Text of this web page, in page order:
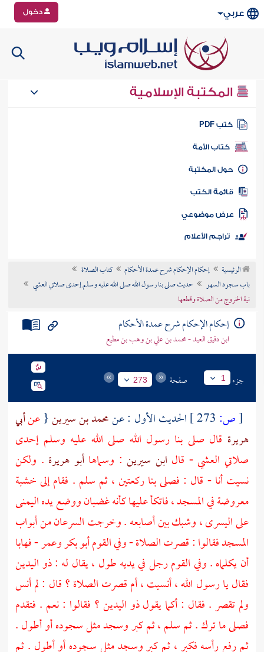
عربي دخول
المكتبة الإسلامية
كتب PDF
كتاب الأمة
المكتبة
الكتب
موضوعي
تراجم الأعلام
الرئيسية إحكام الإحكام شرح عمدة الأحكام
كتاب الصلاة
باب سجود السهو
حديث صلى بنا رسول الله صلى الله عليه وسلم إحدى صلاتي العشي
نية الخروج من الصلاة وقطعها
إحكام الإحكام شرح عمدة الأحكام
ابن دقيق العيد - محمد بن علي بن وهب بن مطيع
جزء 1 صفحة 273
[ص: الحديث الأول : عنمحمد بن سيرين{عنأبي
هريرة قال صلى بنا رسول الله صلى الله عليه وسلم إحدى
صلاتي العشي - قال ابن سيرين : وسماهاأبو هريرة . ولكن
نسيت أنا - قال : فصلى بنا ركعتين ، ثم سلم . فقام إلى خشبة
معروضة في المسجد ، فاتكأ عليها كأنه غضبان ووضع يده اليمنى
على اليسرى ، وشبك بين أصابعه . وخرجت السرعان من أبواب
المسجد فقالوا : قصرت الصلاة - وفي القومأبو بكروعمر- فهابا
أن يكلماه . وفي القوم رجل في يديه طول ، يقال له : ذو اليدين
فقال يا رسول الله ، أنسيت ، أم قصرت الصلاة ؟ قال : لم أنس
ولم تقصر . فقال : أكما يقول ذو اليدين ؟ فقالوا : نعم . فتقدم
فصلى ما ترك . ثم سلم ، ثم كبر وسجد مثل سجوده أو أطول .
ثم رفع رأسه فكبر ، ثم كبر وسجد مثل سجوده أو أطول . ثم